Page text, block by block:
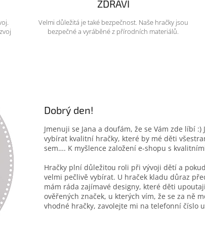
ZDRAVÍ
Velmi důležitá je také bezpečnost. Naše hračky jsou
bezpečné a vyráběné z přírodních materiálů.
Dobrý den!
Jmenuji se Jana a doufám, že se Vám zde líbí
vybírat kvalitní hračky, které by mé děti
sem…. K myšlence založení e-shopu s
Hračky plní důležitou roli při vývoji dětí a
velmi pečlivě vybírat. U hraček kladu důraz
mám ráda zajímavé designy, které děti
ověřených značek, u kterých vím, že se za ně
vhodné hračky, zavolejte mi na telefonní číslo